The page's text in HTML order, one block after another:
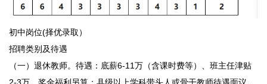
初中岗位(择优录取）
招聘类别及待遇
（一）退休教师。待遇：底薪6-11万（含课时费等）、班主任津贴
2-3万、奖金福利另算；县级以上学科带头人或骨干教师待遇面议。